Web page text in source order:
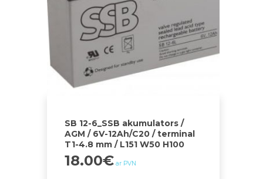
SB 12-6_SSB akumulators /
AGM / 6V-12Ah/C20 / terminal
T1-4.8 mm / L151 W50 H100
18.00€ ar PVN